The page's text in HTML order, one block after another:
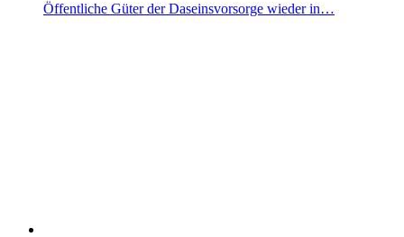
Öffentliche Güter der Daseinsvorsorge wieder in…